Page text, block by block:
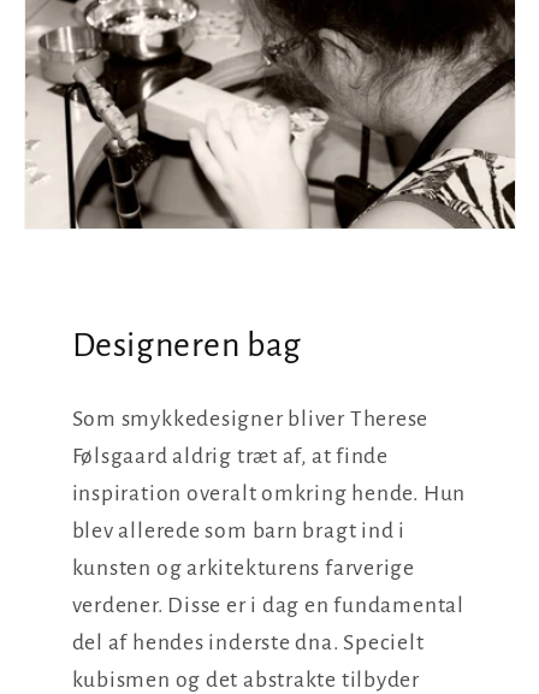
Designeren bag
Som smykkedesigner bliver Therese
Følsgaard aldrig træt af, at finde
inspiration overalt omkring hende. Hun
blev allerede som barn bragt ind i
kunsten og arkitekturens farverige
verdener. Disse er i dag en fundamental
del af hendes inderste dna. Specielt
kubismen og det abstrakte tilbyder